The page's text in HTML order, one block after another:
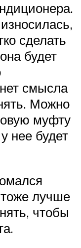
сделать
будет
смысла
Можно
муфту
нее будет
лучше
чтобы